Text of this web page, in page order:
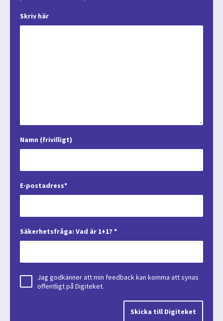
Skriv här
Namn (frivilligt)
E-postadress*
Säkerhetsfråga: Vad är 1+1? *
Jag godkänner att min feedback kan komma att synas
offentligt på Digiteket.